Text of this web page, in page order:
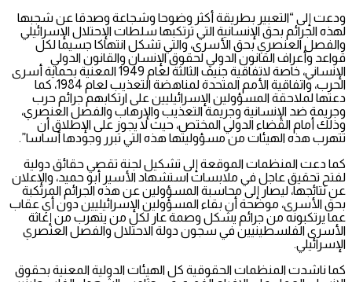
ودعت إلى “التعبير بطريقة أكثر وضوحا وشجاعة وصدقا عن شجبها
لهذه الجرائم بحق الإنسانية التي ترتكبها سلطات الإحتلال الإسرائيلي
والفصل العنصري بحق الأسرى، والتي تشكل انتهاكا جسيما لكل
قواعد وأعراف القانون الدولي لحقوق الإنسان والقانون الدولي
الإنساني، خاصة لاتفاقية جنيف الثالثة لعام 1949 المعنية بحماية أسرى
الحرب، واتفاقية الأمم المتحدة لمناهضة التعذيب لعام 1984، كما
دعتها لملاحقة المسؤولين الإسرائيليين على ارتكابهم جرائم حرب
وجريمة ضد الإنسانية وجريمة التعذيب والإرهاب والفصل العنصري،
وذلك أمام القضاء الدولي المختص، حيث لا يجوز على الإطلاق أن
تتهرب هذه الهيئات من مسؤوليتها هذه التي تبرر وجودها أساسا”.
كما دعت المنظمات الموقعة إلى تشكيل لجنة تقصي حقائق دولية
لفتح تحقيق عاجل في ملابسات استشهاد الأسير أبو حميد، والإعلان
عن نتائجها، ليصار إلى محاسبة المسؤولين عن هذه الجرائم المرتكبة
بحق الأسرى، موضحة أن بقاء المسؤولين الإسرائيليين دون أي عقاب
عما يرتكبونه من جرائم يشكل وصمة عار لكل من يتهرب من إغاثة
الأسرى الفلسطينيين في سجون دولة الاحتلال والفصل العنصري
الإسرائيلي.
كما ناشدت المنظمات الحقوقية كل الهيئات الدولية المعنية بحقوق